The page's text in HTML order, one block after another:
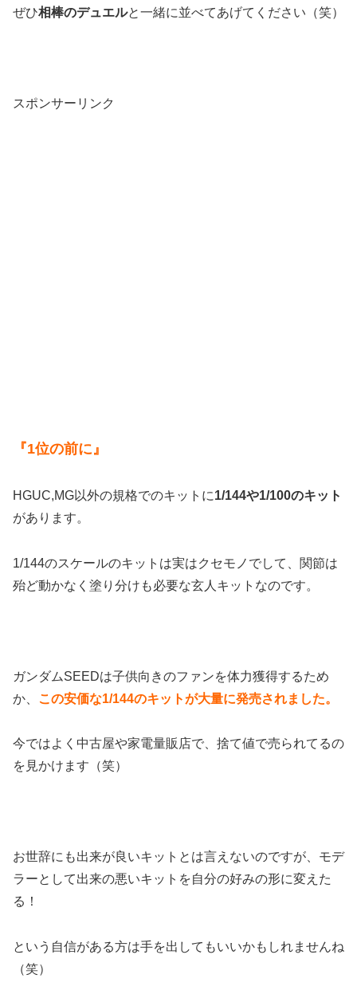
ぜひ相棒のデュエルと一緒に並べてあげてください（笑）
スポンサーリンク
『1位の前に』
HGUC,MG以外の規格でのキットに1/144や1/100のキット
があります。
1/144のスケールのキットは実はクセモノでして、関節は
殆ど動かなく塗り分けも必要な玄人キットなのです。
ガンダムSEEDは子供向きのファンを体力獲得するため
か、 この安価な1/144のキットが大量に発売されました。
今ではよく中古屋や家電量販店で、捨て値で売られてるの
を見かけます（笑）
お世辞にも出来が良いキットとは言えないのですが、モデ
ラーとして出来の悪いキットを自分の好みの形に変えた
る！
という自信がある方は手を出してもいいかもしれませんね
（笑）